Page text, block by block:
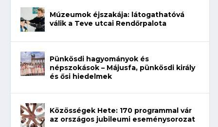
Múzeumok éjszakája: látogathatóvá
válik a Teve utcai Rendőrpalota
Pünkösdi hagyományok és
népszokások – Májusfa, pünkösdi király
és ősi hiedelmek
Közösségek Hete: 170 programmal vár
az országos jubileumi eseménysorozat